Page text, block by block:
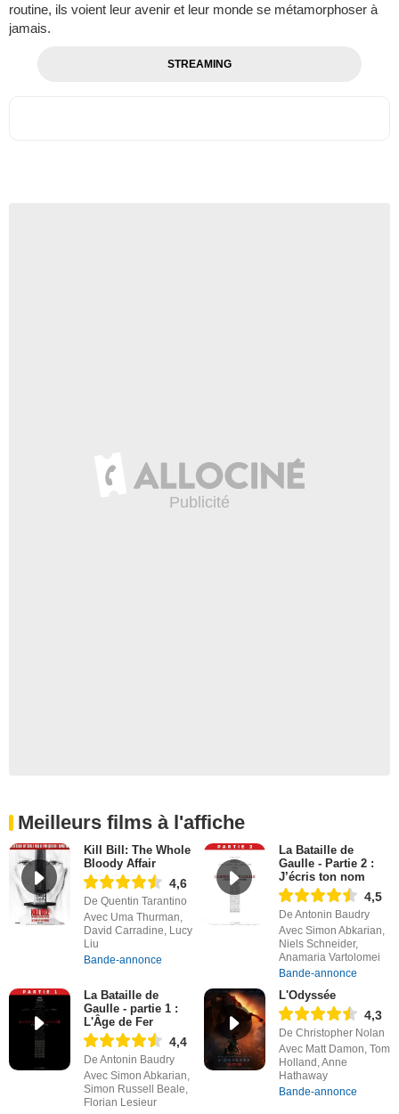
routine, ils voient leur avenir et leur monde se métamorphoser à
jamais.
STREAMING
Meilleurs films à l'affiche
Kill Bill: The Whole
Bloody Affair
4,6
De Quentin Tarantino
Avec Uma Thurman,
David Carradine, Lucy
Liu
Bande-annonce
La Bataille de
Gaulle - Partie 2 :
J’écris ton nom
4,5
De Antonin Baudry
Avec Simon Abkarian,
Niels Schneider,
Anamaria Vartolomei
Bande-annonce
La Bataille de
Gaulle - partie 1 :
L'Âge de Fer
4,4
De Antonin Baudry
Avec Simon Abkarian,
Simon Russell Beale,
Florian Lesieur
L'Odyssée
4,3
De Christopher Nolan
Avec Matt Damon, Tom
Holland, Anne
Hathaway
Bande-annonce